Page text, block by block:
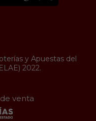
y Apuestas del
2022.
venta